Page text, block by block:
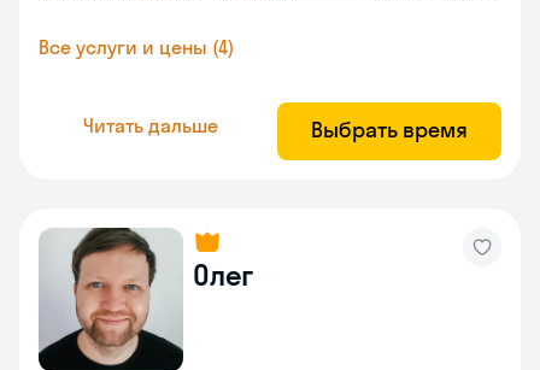
Все услуги и цены (4)
Читать дальше Выбрать время
Олег